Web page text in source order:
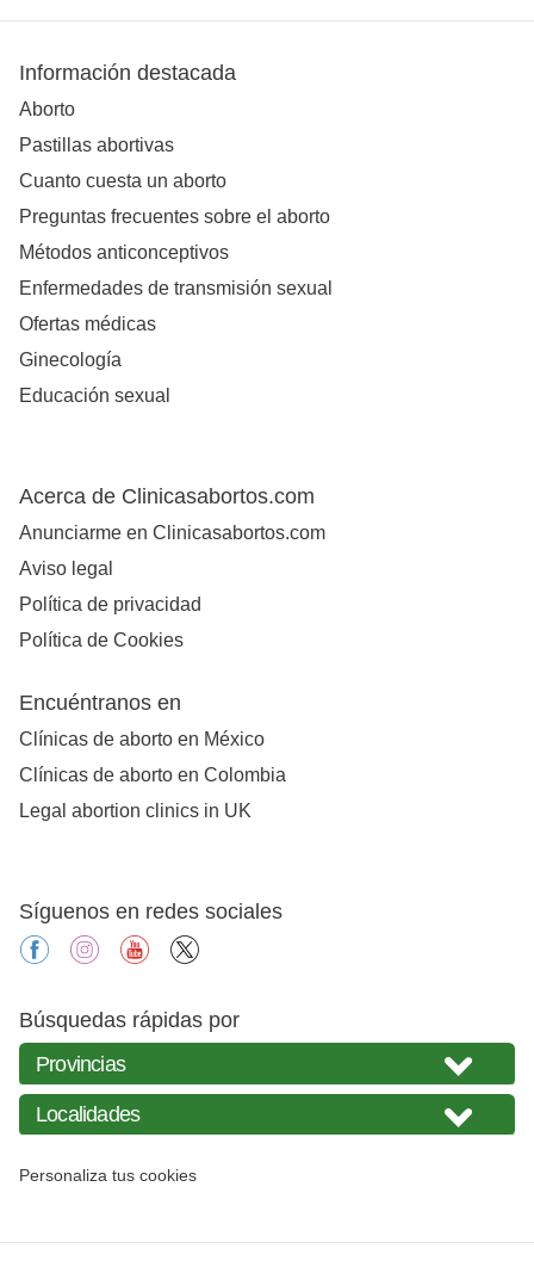
Información destacada
Aborto
Pastillas abortivas
Cuanto cuesta un aborto
Preguntas frecuentes sobre el aborto
Métodos anticonceptivos
Enfermedades de transmisión sexual
Ofertas médicas
Ginecología
Educación sexual
Acerca de Clinicasabortos.com
Anunciarme en Clinicasabortos.com
Aviso legal
Política de privacidad
Política de Cookies
Encuéntranos en
Clínicas de aborto en México
Clínicas de aborto en Colombia
Legal abortion clinics in UK
Síguenos en redes sociales
facebookinstagramyoutube
Búsquedas rápidas por
Personaliza tus cookies